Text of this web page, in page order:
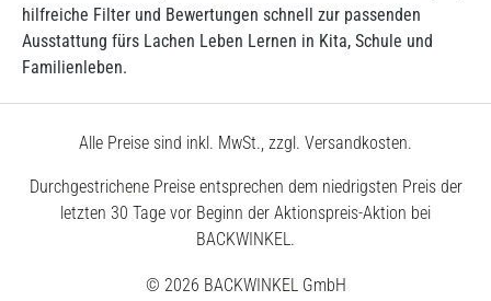
hilfreiche Filter und Bewertungen schnell zur passenden
Ausstattung fürs Lachen Leben Lernen in Kita, Schule und
Familienleben.
Alle Preise sind inkl. MwSt., zzgl. Versandkosten.
Durchgestrichene Preise entsprechen dem niedrigsten Preis der
letzten 30 Tage vor Beginn der Aktionspreis-Aktion bei
BACKWINKEL.
© 2026 BACKWINKEL GmbH